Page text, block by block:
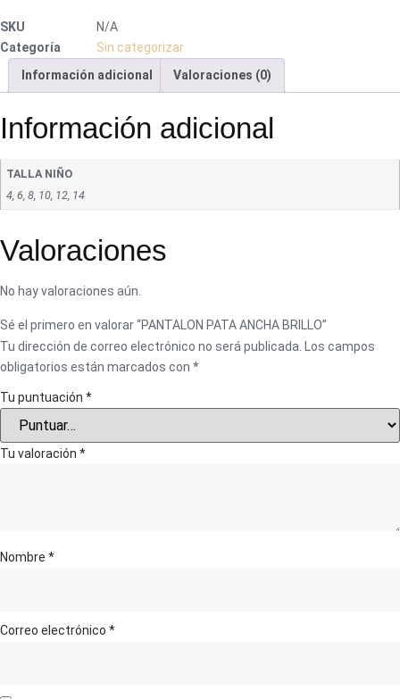
SKU
N/A
Categoría
Sin categorizar
Información adicional
Valoraciones (0)
Información adicional
TALLA NIÑO
4, 6, 8, 10, 12, 14
Valoraciones
No hay valoraciones aún.
Sé el primero en valorar “PANTALON PATA ANCHA BRILLO”
Tu dirección de correo electrónico no será publicada. Los campos
obligatorios están marcados con *
Tu puntuación *
Tu valoración *
Nombre *
Correo electrónico *